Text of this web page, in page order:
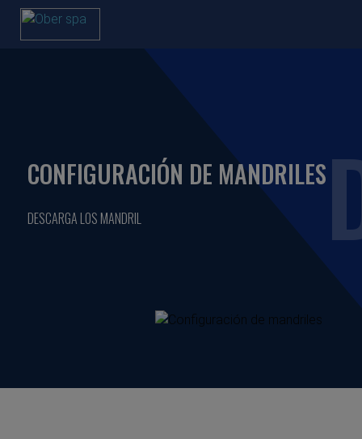
CONFIGURACIÓN DE MANDRILES
DESCARGA LOS MANDRIL